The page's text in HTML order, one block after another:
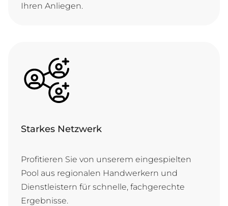
Ihren Anliegen.
Starkes Netzwerk
Profitieren Sie von unserem eingespielten
Pool aus regionalen Handwerkern und
Dienstleistern für schnelle, fachgerechte
Ergebnisse.